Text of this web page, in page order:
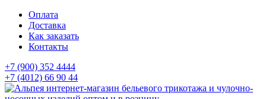
Оплата
Доставка
Как заказать
Контакты
+7 (900) 352 4444
+7 (4012) 66 90 44